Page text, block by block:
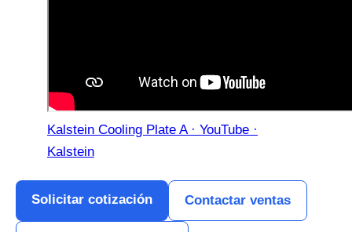
Kalstein Cooling Plate A · YouTube ·
Kalstein
Solicitar cotización Contactar ventas